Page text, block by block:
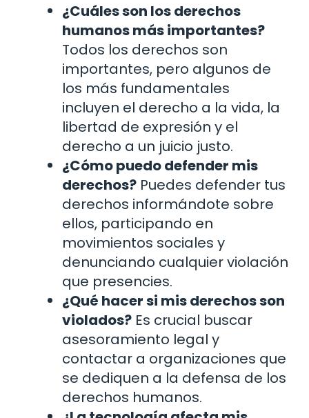
¿Cuáles son los derechos
humanos más importantes?
Todos los derechos son
importantes, pero algunos de
los más fundamentales
incluyen el derecho a la vida, la
libertad de expresión y el
derecho a un juicio justo.
¿Cómo puedo defender mis
derechos? Puedes defender tus
derechos informándote sobre
ellos, participando en
movimientos sociales y
denunciando cualquier violación
que presencies.
¿Qué hacer si mis derechos son
violados? Es crucial buscar
asesoramiento legal y
contactar a organizaciones que
se dediquen a la defensa de los
derechos humanos.